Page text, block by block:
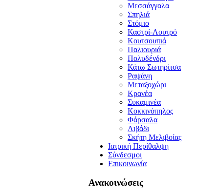
Μεσσάγγαλα
Σπηλιά
Στόμιο
Καστρί-Λουτρό
Κουτσουπιά
Παλιουριά
Πολυδένδρι
Κάτω Σωτηρίτσα
Ραψάνη
Μεταξοχώρι
Κρανέα
Συκαμινέα
Κοκκινόπηλος
Φάρσαλα
Λιβάδι
Σκήτη Μελιβοίας
Ιατρική Περίθαλψη
Σύνδεσμοι
Επικοινωνία
Ανακοινώσεις